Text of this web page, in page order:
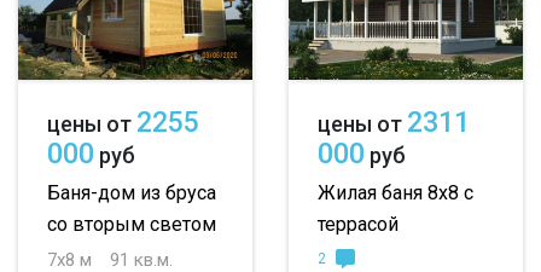
цены от 2255
000 руб
Баня-дом из бруса
со вторым светом
7х8 м
91 кв.м.
цены от 2311
000 руб
Жилая баня 8х8 с
террасой
2